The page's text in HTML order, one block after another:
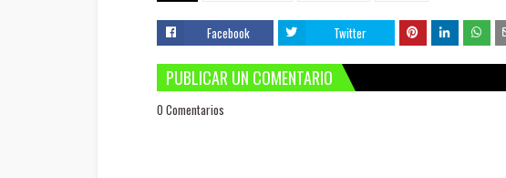
Facebook Twitter
PUBLICAR UN COMENTARIO
0 Comentarios